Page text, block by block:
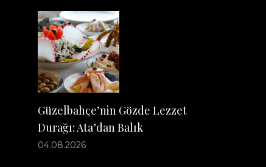
Güzelbahçe’nin Gözde Lezzet
Durağı: Ata’dan Balık
04.08.2026